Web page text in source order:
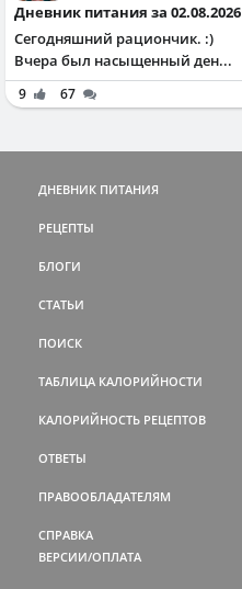
Дневник питания за 02.08.2026
Сегодняшний рациончик. :)
Вчера был насыщенный ден...
9 67
ДНЕВНИК ПИТАНИЯ
РЕЦЕПТЫ
БЛОГИ
СТАТЬИ
ПОИСК
ТАБЛИЦА КАЛОРИЙНОСТИ
КАЛОРИЙНОСТЬ РЕЦЕПТОВ
ОТВЕТЫ
ПРАВООБЛАДАТЕЛЯМ
СПРАВКА
ВЕРСИИ/ОПЛАТА